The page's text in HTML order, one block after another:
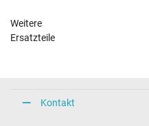
Weitere
Ersatzteile
Kontakt